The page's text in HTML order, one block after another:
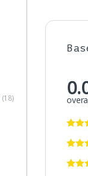
(18)